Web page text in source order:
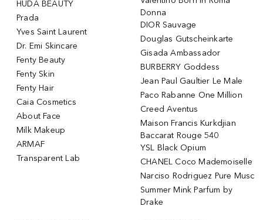
HUDA BEAUTY
Prada
Yves Saint Laurent
Dr. Emi Skincare
Fenty Beauty
Fenty Skin
Fenty Hair
Caia Cosmetics
About Face
Milk Makeup
ARMAF
Transparent Lab
Donna
DIOR Sauvage
Douglas Gutscheinkarte
Gisada Ambassador
BURBERRY Goddess
Jean Paul Gaultier Le Male
Paco Rabanne One Million
Creed Aventus
Maison Francis Kurkdjian
Baccarat Rouge 540
YSL Black Opium
CHANEL Coco Mademoiselle
Narciso Rodriguez Pure Musc
Summer Mink Parfum by
Drake